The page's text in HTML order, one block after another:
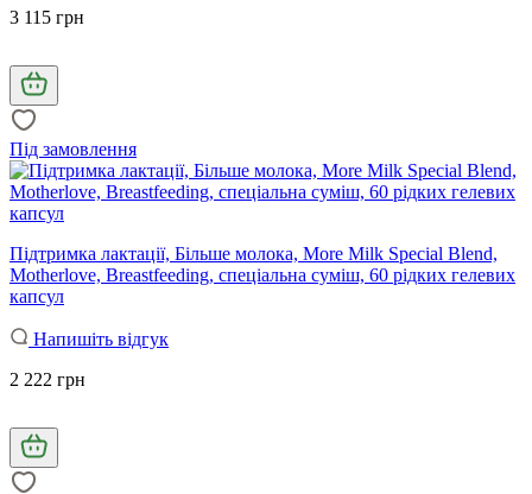
3 115 грн
Під замовлення
Підтримка лактації, Більше молока, More Milk Special Blend,
Motherlove, Breastfeeding, спеціальна суміш, 60 рідких гелевих
капсул
Напишіть відгук
2 222 грн